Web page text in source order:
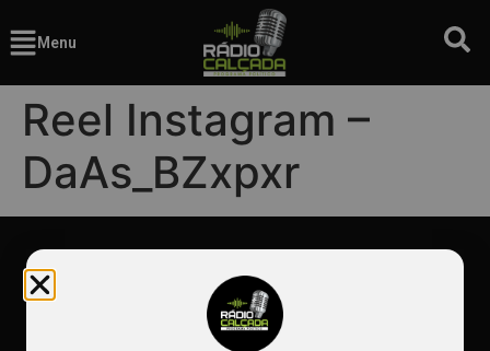
Menu
Reel Instagram –
DaAs_BZxpxr